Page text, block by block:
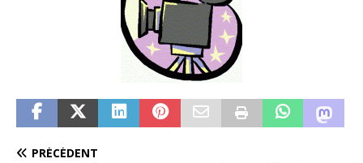
PRÉCÉDENT